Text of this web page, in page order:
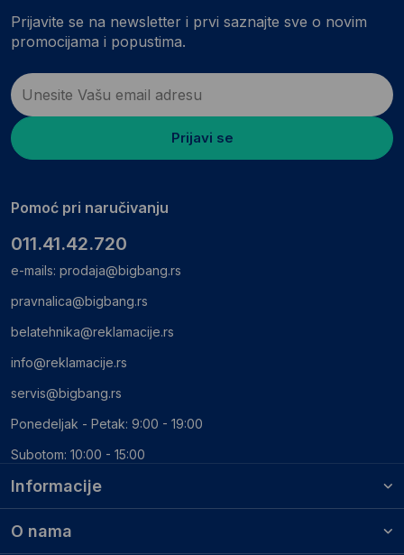
Informacije
O nama
Prijavite se na newsletter i prvi saznajte sve o novim
promocijama i popustima.
Prijavi se
Pomoć pri naručivanju
011.41.42.720
e-mails: prodaja@bigbang.rs
pravnalica@bigbang.rs
belatehnika@reklamacije.rs
info@reklamacije.rs
servis@bigbang.rs
Ponedeljak - Petak: 9:00 - 19:00
Subotom: 10:00 - 15:00